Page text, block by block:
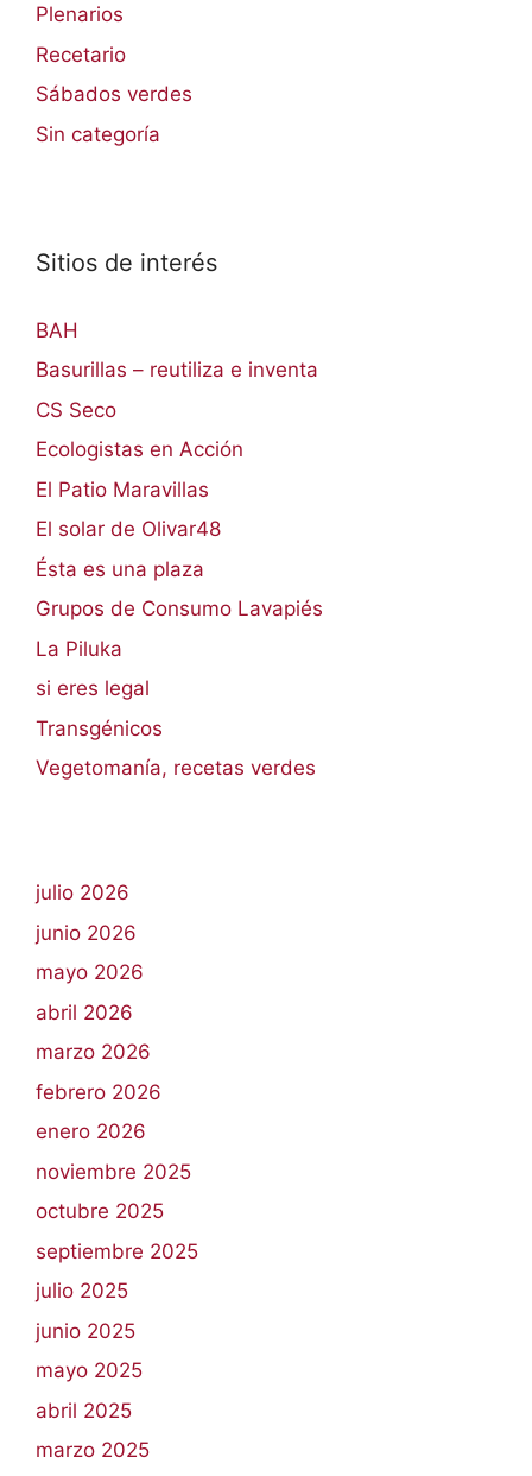
Plenarios
Recetario
Sábados verdes
Sin categoría
Sitios de interés
BAH
Basurillas – reutiliza e inventa
CS Seco
Ecologistas en Acción
El Patio Maravillas
El solar de Olivar48
Ésta es una plaza
Grupos de Consumo Lavapiés
La Piluka
si eres legal
Transgénicos
Vegetomanía, recetas verdes
julio 2026
junio 2026
mayo 2026
abril 2026
marzo 2026
febrero 2026
enero 2026
noviembre 2025
octubre 2025
septiembre 2025
julio 2025
junio 2025
mayo 2025
abril 2025
marzo 2025